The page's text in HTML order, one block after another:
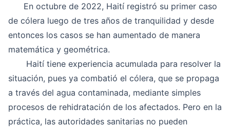
En octubre de 2022, Haití registró su primer caso
de cólera luego de tres años de tranquilidad y desde
entonces los casos se han aumentado de manera
matemática y geométrica.
Haití tiene experiencia acumulada para resolver la
situación, pues ya combatió el cólera, que se propaga
a través del agua contaminada, mediante simples
procesos de rehidratación de los afectados. Pero en la
práctica, las autoridades sanitarias no pueden